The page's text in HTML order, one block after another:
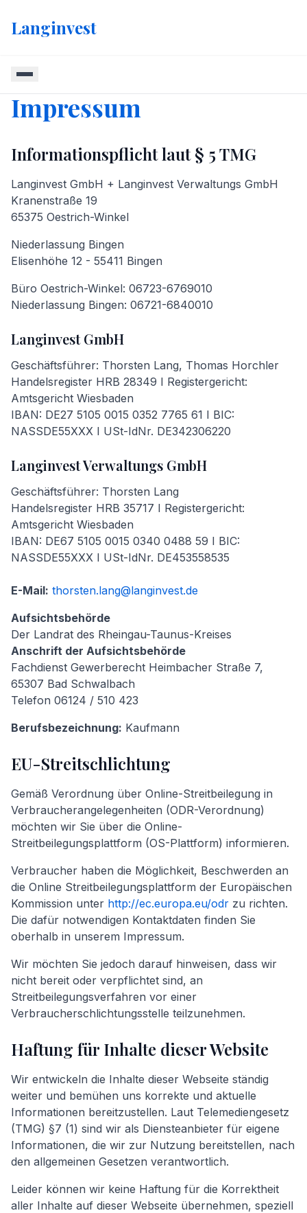
Langinvest
Impressum
Informationspflicht laut § 5 TMG
Langinvest GmbH + Langinvest Verwaltungs GmbH
Kranenstraße 19
65375 Oestrich-Winkel
Niederlassung Bingen
Elisenhöhe 12 - 55411 Bingen
Büro Oestrich-Winkel: 06723-6769010
Niederlassung Bingen: 06721-6840010
Langinvest GmbH
Geschäftsführer: Thorsten Lang, Thomas Horchler
Handelsregister HRB 28349 I Registergericht:
Amtsgericht Wiesbaden
IBAN: DE27 5105 0015 0352 7765 61 I BIC:
NASSDE55XXX I USt-IdNr. DE342306220
Langinvest Verwaltungs GmbH
Geschäftsführer: Thorsten Lang
Handelsregister HRB 35717 I Registergericht:
Amtsgericht Wiesbaden
IBAN: DE67 5105 0015 0340 0488 59 I BIC:
NASSDE55XXX I USt-IdNr. DE453558535
E-Mail: thorsten.lang@langinvest.de
Aufsichtsbehörde
Der Landrat des Rheingau-Taunus-Kreises
Anschrift der Aufsichtsbehörde
Fachdienst Gewerberecht Heimbacher Straße 7,
65307 Bad Schwalbach
Telefon 06124 / 510 423
Berufsbezeichnung: Kaufmann
EU-Streitschlichtung
Gemäß Verordnung über Online-Streitbeilegung in
Verbraucherangelegenheiten (ODR-Verordnung)
möchten wir Sie über die Online-
Streitbeilegungsplattform (OS-Plattform) informieren.
Verbraucher haben die Möglichkeit, Beschwerden an
die Online Streitbeilegungsplattform der Europäischen
Kommission unter http://ec.europa.eu/odr zu richten.
Die dafür notwendigen Kontaktdaten finden Sie
oberhalb in unserem Impressum.
Wir möchten Sie jedoch darauf hinweisen, dass wir
nicht bereit oder verpflichtet sind, an
Streitbeilegungsverfahren vor einer
Verbraucherschlichtungsstelle teilzunehmen.
Haftung für Inhalte dieser Website
Wir entwickeln die Inhalte dieser Webseite ständig
weiter und bemühen uns korrekte und aktuelle
Informationen bereitzustellen. Laut Telemediengesetz
(TMG) §7 (1) sind wir als Diensteanbieter für eigene
Informationen, die wir zur Nutzung bereitstellen, nach
den allgemeinen Gesetzen verantwortlich.
Leider können wir keine Haftung für die Korrektheit
aller Inhalte auf dieser Webseite übernehmen, speziell